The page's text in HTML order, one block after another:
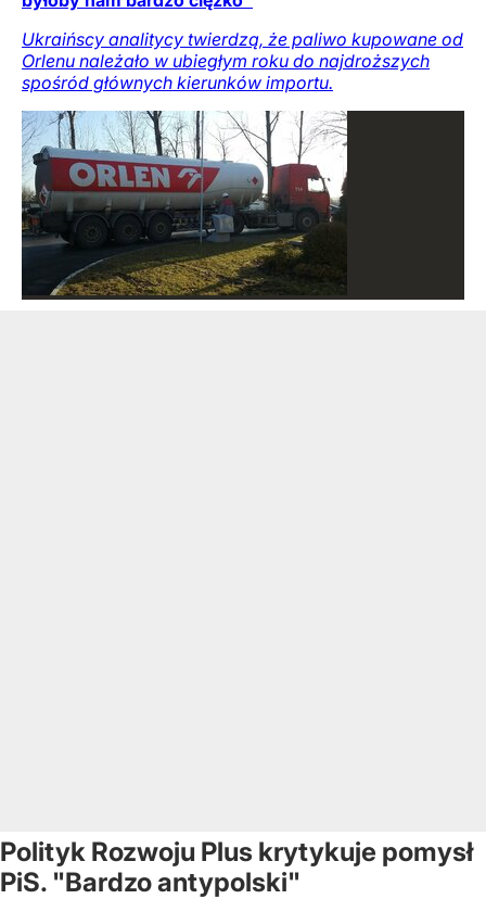
Ukraińscy analitycy twierdzą, że paliwo kupowane od
Orlenu należało w ubiegłym roku do najdroższych
spośród głównych kierunków importu.
Polityk Rozwoju Plus krytykuje pomysł
PiS. "Bardzo antypolski"